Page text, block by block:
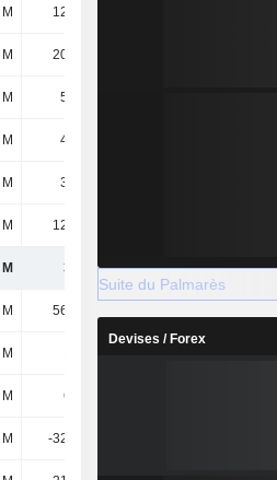
12,09 M
20,13 M
52,4 M
4,87 M
3,58 M
12,23 M
348 M 434 M 386 M
56,75 M
616 M
-32,23 M
Suite du Palmarès
Devises / Forex